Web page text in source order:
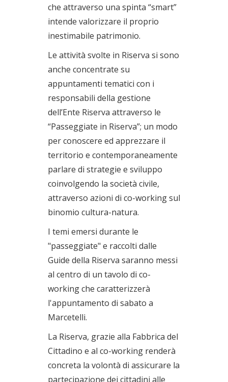
che attraverso una spinta “smart”
intende valorizzare il proprio
inestimabile patrimonio.
Le attività svolte in Riserva si sono
anche concentrate su
appuntamenti tematici con i
responsabili della gestione
dell’Ente Riserva attraverso le
“Passeggiate in Riserva”; un modo
per conoscere ed apprezzare il
territorio e contemporaneamente
parlare di strategie e sviluppo
coinvolgendo la società civile,
attraverso azioni di co-working sul
binomio cultura-natura.
I temi emersi durante le
"passeggiate" e raccolti dalle
Guide della Riserva saranno messi
al centro di un tavolo di co-
working che caratterizzerà
l'appuntamento di sabato a
Marcetelli.
La Riserva, grazie alla Fabbrica del
Cittadino e al co-working renderà
concreta la volontà di assicurare la
partecipazione dei cittadini alle